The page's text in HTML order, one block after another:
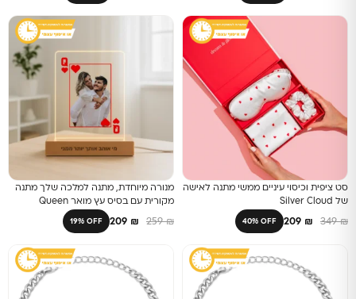
סט ציפית וכיסוי עיניים ממשי מתנה לאישה
של Silver Cloud
₪
349
₪
40% OFF
מנורה מיוחדת, מתנה למלכה שלך מתנה
מקורית עם בסיס עץ מואר Queen
₪
259
₪
19% OFF